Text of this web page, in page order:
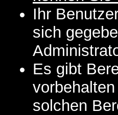
Ihr
sich
Es gibt
solchen